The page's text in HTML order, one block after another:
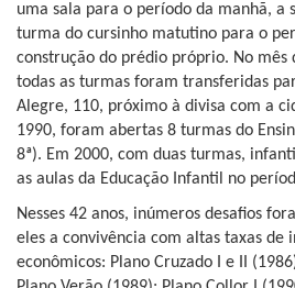
uma sala para o período da manhã, a
turma do cursinho matutino para o
construção do prédio próprio. No mês
todas as turmas foram transferidas
Alegre, 110, próximo à divisa com a
1990, foram abertas 8 turmas do
8ª). Em 2000, com duas turmas,
as aulas da Educação Infantil no
Nesses 42 anos, inúmeros desafios
eles a convivência com altas taxas de
econômicos: Plano Cruzado I e II